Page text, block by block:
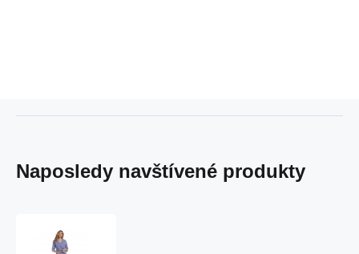
Naposledy navštívené produkty